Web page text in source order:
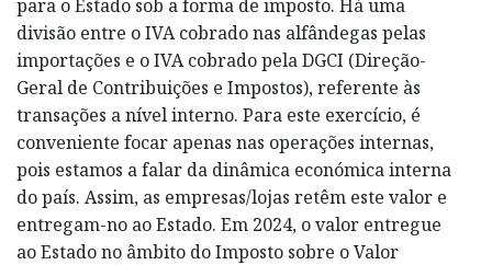
para o Estado sob a forma de imposto. Há uma
divisão entre o IVA cobrado nas alfândegas pelas
importações e o IVA cobrado pela DGCI (Direção-
Geral de Contribuições e Impostos), referente às
transações a nível interno. Para este exercício, é
conveniente focar apenas nas operações internas,
pois estamos a falar da dinâmica económica interna
do país. Assim, as empresas/lojas retêm este valor e
entregam-no ao Estado. Em 2024, o valor entregue
ao Estado no âmbito do Imposto sobre o Valor